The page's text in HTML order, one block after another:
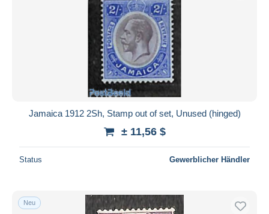
Jamaica 1912 2Sh, Stamp out of set, Unused (hinged)
± 11,56 $
Status Gewerblicher Händler
Neu